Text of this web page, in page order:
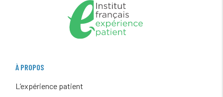
À PROPOS
L’expérience patient